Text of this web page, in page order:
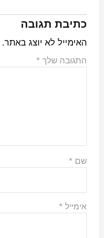
כתיבת תגובה
האימייל לא יוצג באתר.
התגובה שלך *
שם *
אימייל *